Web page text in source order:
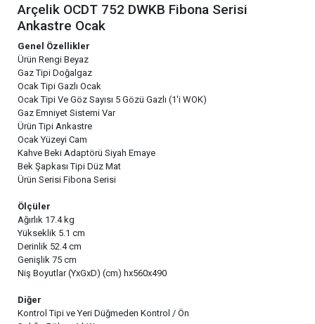
Arçelik OCDT 752 DWKB Fibona Serisi
Ankastre Ocak
Genel Özellikler
Ürün Rengi Beyaz
Gaz Tipi Doğalgaz
Ocak Tipi Gazlı Ocak
Ocak Tipi Ve Göz Sayısı 5 Gözü Gazlı (1'i WOK)
Gaz Emniyet Sistemi Var
Ürün Tipi Ankastre
Ocak Yüzeyi Cam
Kahve Beki Adaptörü Siyah Emaye
Bek Şapkası Tipi Düz Mat
Ürün Serisi Fibona Serisi
Ölçüler
Ağırlık 17.4 kg
Yükseklik 5.1 cm
Derinlik 52.4 cm
Genişlik 75 cm
Niş Boyutlar (YxGxD) (cm) hx560x490
Diğer
Kontrol Tipi ve Yeri Düğmeden Kontrol / Ön